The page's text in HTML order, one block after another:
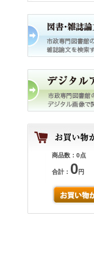
商品数：0点
合計： 0円